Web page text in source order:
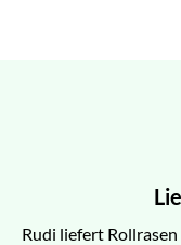
Rudi liefert